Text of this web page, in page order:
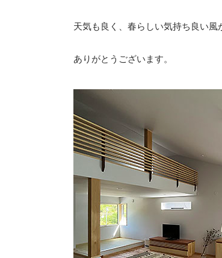
天気も良く、春らしい気持ち良い風
ありがとうございます。